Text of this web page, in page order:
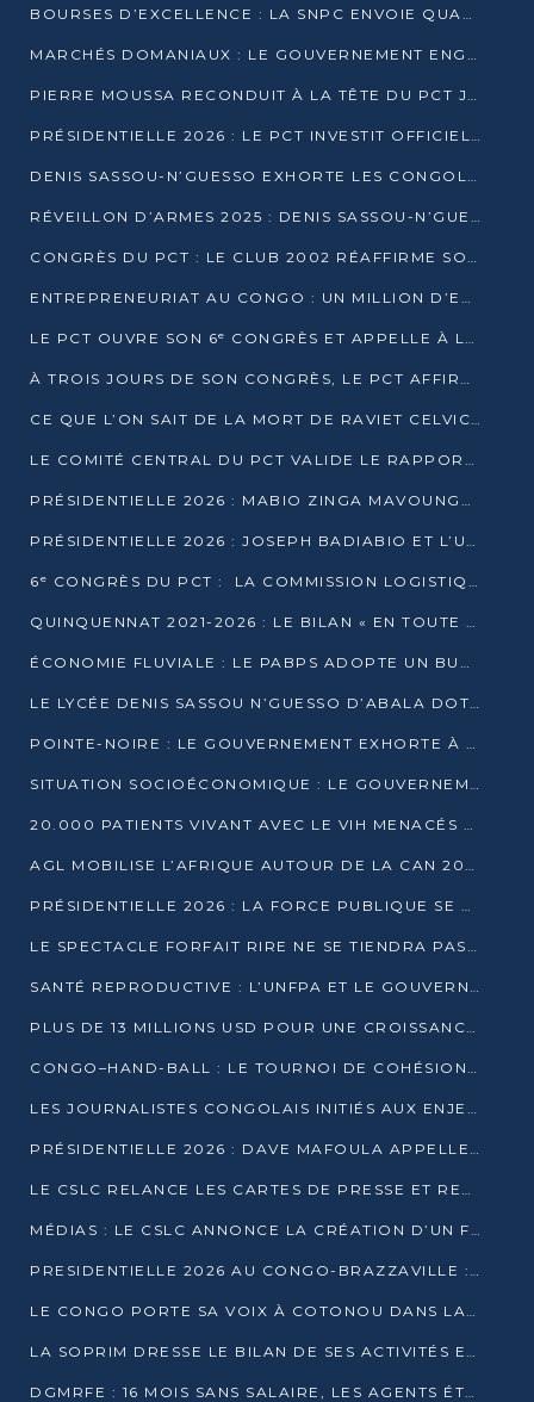
BOURSES D’EXCELLENCE : LA SNPC ENVOIE QUATRE NOUVEAUX TALENTS CONGOLAIS SE FORMER À BAKOU
MARCHÉS DOMANIAUX : LE GOUVERNEMENT ENGAGE LA STRUCTURATION DES TAXES D’ASSAINISSEMENT
PIERRE MOUSSA RECONDUIT À LA TÊTE DU PCT JUSQU’EN 2031
PRÉSIDENTIELLE 2026 : LE PCT INVESTIT OFFICIELLEMENT DENIS SASSOU NGUESSO
DENIS SASSOU-N’GUESSO EXHORTE LES CONGOLAIS À L’UNITÉ ET AU FAIR-PLAY DÉMOCRATIQUE EN 2026
RÉVEILLON D’ARMES 2025 : DENIS SASSOU-N’GUESSO GARANTIT DES ÉLECTIONS 2026 PAISIBLES ET SÉCURISÉES
CONGRÈS DU PCT : LE CLUB 2002 RÉAFFIRME SON SOUTIEN À DENIS SASSOU-N’GUESSO POUR 2026
ENTREPRENEURIAT AU CONGO : UN MILLION D’EUROS POUR FINANCER LES STARTUPS DÈS 2026
LE PCT OUVRE SON 6ᵉ CONGRÈS ET APPELLE À LA CANDIDATURE DE DENIS SASSOU NGUESSO
À TROIS JOURS DE SON CONGRÈS, LE PCT AFFIRME AVOIR ATTEINT TOUS SES OBJECTIFS
CE QUE L’ON SAIT DE LA MORT DE RAVIET CELVIC N’TSIANTSIE
LE COMITÉ CENTRAL DU PCT VALIDE LE RAPPORT DU CONGRÈS ET SOUTIENT DENIS SASSOU N’GUESSO
PRÉSIDENTIELLE 2026 : MABIO ZINGA MAVOUNGOU DÉCLARE SA CANDIDATURE ET CHARGE LE BILAN DU PCT
PRÉSIDENTIELLE 2026 : JOSEPH BADIABIO ET L’UDH-YUKI JOUENT LA PRUDENCE
6ᵉ CONGRÈS DU PCT : LA COMMISSION LOGISTIQUE ASSURE LA DISTRIBUTION DES KITS
QUINQUENNAT 2021-2026 : LE BILAN « EN TOUTE TRANSPARENCE » PRÉSENTÉ À LA PRESSE
ÉCONOMIE FLUVIALE : LE PABPS ADOPTE UN BUDGET 2026 DE PLUS DE 2,7 MILLIARDS FCFA
LE LYCÉE DENIS SASSOU N’GUESSO D’ABALA DOTÉ D’UNE SALLE MULTIMÉDIA
POINTE-NOIRE : LE GOUVERNEMENT EXHORTE À UN USAGE RESPONSABLE DU NOUVEAU MATÉRIEL MUNICIPAL
SITUATION SOCIOÉCONOMIQUE : LE GOUVERNEMENT INTERPELLÉ DEVANT LE SÉNAT
20.000 PATIENTS VIVANT AVEC LE VIH MENACÉS D’ARRÊT DE TRAITEMENT
AGL MOBILISE L’AFRIQUE AUTOUR DE LA CAN 2025
PRÉSIDENTIELLE 2026 : LA FORCE PUBLIQUE SE PRÉPARE À SÉCURISER LE SCRUTIN
LE SPECTACLE FORFAIT RIRE NE SE TIENDRA PAS LE 1ER JANVIER
SANTÉ REPRODUCTIVE : L’UNFPA ET LE GOUVERNEMENT AFFINENT LES PRIORITÉS DE 2026
PLUS DE 13 MILLIONS USD POUR UNE CROISSANCE VERTE ET SOUVERAINE
CONGO–HAND-BALL : LE TOURNOI DE COHÉSION ET DE FRATERNITÉ ALLUME SES LAMPIONS À BRAZZAVILLE
LES JOURNALISTES CONGOLAIS INITIÉS AUX ENJEUX DE L’ÉCONOMIE BLEUE
PRÉSIDENTIELLE 2026 : DAVE MAFOULA APPELLE LES CONGOLAIS À UN « NOUVEAU DÉPART »
LE CSLC RELANCE LES CARTES DE PRESSE ET RECONNAÎT OFFICIELLEMENT LES MÉDIAS EN LIGNE
MÉDIAS : LE CSLC ANNONCE LA CRÉATION D’UN FONDS D’APPUI À LA PRESSE
PRESIDENTIELLE 2026 AU CONGO-BRAZZAVILLE : UN CASTING ÉLARGI
LE CONGO PORTE SA VOIX À COTONOU DANS LA LUTTE CONTRE LA TUBERCULOSE
LA SOPRIM DRESSE LE BILAN DE SES ACTIVITÉS ET FIXE DE NOUVELLES PRIORITÉS
DGMRFE : 16 MOIS SANS SALAIRE, LES AGENTS ÉTOUFFENT DANS LE SILENCE